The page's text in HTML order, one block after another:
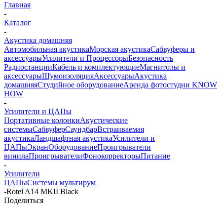
Главная
-
Каталог
-
Акустика домашняя
Автомобильная акустикаМорская акустикаСабвуферы и
аксессуарыУсилители и ПроцессорыБезопасность
РадиостанцииКабель и комплектующиеМагнитолы и
аксессуарыШумоизоляцияАксессуарыАкустика
домашняяСтудийное оборудованиеАренда фотостудии KNOW
HOW
-
Усилители и ЦАПы
Портативные колонкиАкустические
системыСабвуферСаундбарВстраиваемая
акустикаЛандшафтная акустикаУсилители и
ЦАПыЭкранОборудованиеПроигрыватели
винилаПроигрывателиФонокорректорыПитание
-
Усилители
ЦАПыСистемы мультирум
-Rotel A14 MKII Black
Поделиться